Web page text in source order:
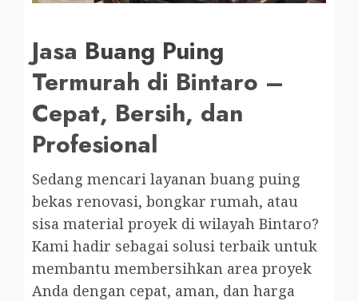
Jasa Buang Puing
Termurah di Bintaro –
Cepat, Bersih, dan
Profesional
Sedang mencari layanan buang puing
bekas renovasi, bongkar rumah, atau
sisa material proyek di wilayah Bintaro?
Kami hadir sebagai solusi terbaik untuk
membantu membersihkan area proyek
Anda dengan cepat, aman, dan harga